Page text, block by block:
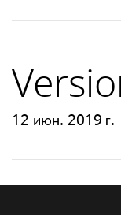
12 июн. 2019 г.